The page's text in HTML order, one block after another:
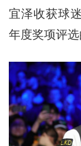
宜泽收获球
年度奖项评选